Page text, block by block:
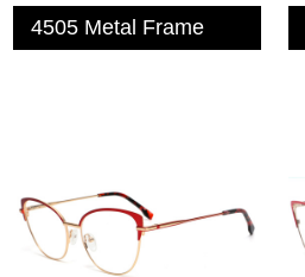
4505 Metal Frame